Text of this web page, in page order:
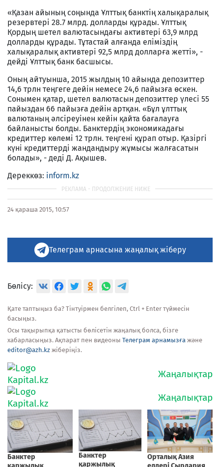
«Қазан айының соңында Ұлттық банктің халықаралық
резервтері 28.7 млрд. долларды құрады. Ұлттық
Қордың шетел валютасындағы активтері 63,9 млрд
долларды құрады. Тұтастай алғанда еліміздің
халықаралық активтері 92,5 млрд долларға жетті», -
дейді Ұлттық банк басшысы.
Оның айтуынша, 2015 жылдың 10 айында депозиттер
14,6 трлн теңгеге дейін немесе 24,6 пайызға өскен.
Сонымен қатар, шетел валютасын депозиттер үлесі 55
пайыздан 66 пайызға дейін артқан. «Бұл ұлттық
валютаның әлсіреуінен кейін қайта бағалауға
байланысты болды. Банктердің экономикадағы
кредиттер көлемі 12 трлн. теңгені құрап отыр. Қазіргі
күні кредиттерді жандандыру жұмысы жалғасатын
болады», - деді Д. Ақышев.
Дереккөз: inform.kz
24 қараша 2015, 10:57
Телеграм арнасына жаңалық жіберу
Бөлісу:
Қате таптыңыз ба? Тінтуірмен белгілеп, Ctrl + Enter түймесін
басыңыз.
Осы тақырыпқа қатысты бөлісетін жаңалық болса, бізге
хабарласыңыз. Ақпарат пен видеоны Телеграм арнамызға және
editor@azh.kz жіберіңіз.